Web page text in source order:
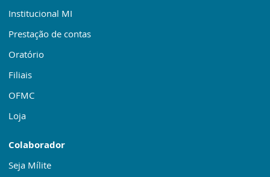
Institucional MI
Prestação de contas
Oratório
Filiais
OFMC
Loja
Colaborador
Seja Mílite